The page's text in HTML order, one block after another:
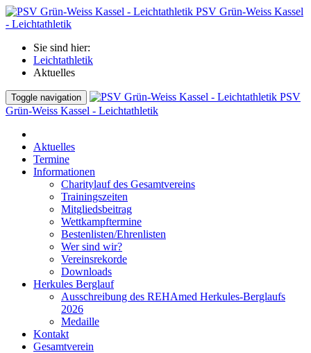
PSV Grün-Weiss Kassel
- Leichtathletik
Sie sind hier:
Leichtathletik
Aktuelles
Toggle navigation
PSV
Grün-Weiss Kassel - Leichtathletik
Aktuelles
Termine
Informationen
Charitylauf des Gesamtvereins
Trainingszeiten
Mitgliedsbeitrag
Wettkampftermine
Bestenlisten/Ehrenlisten
Wer sind wir?
Vereinsrekorde
Downloads
Herkules Berglauf
Ausschreibung des REHAmed Herkules-Berglaufs
2026
Medaille
Kontakt
Gesamtverein